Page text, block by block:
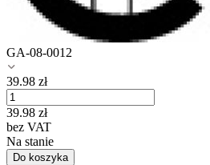
GA-08-0012
39.98 zł
39.98 zł
bez VAT
Na stanie
Do koszyka